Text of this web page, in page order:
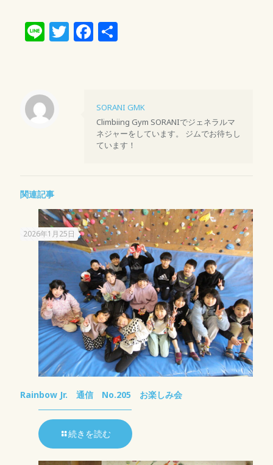
LineTwitter
Facebook
共
SORANI GMK
Climbiing Gym SORANIでジェネラルマ
ネジャーをしています。 ジムでお待ちし
ています！
関連記事
2026年1月25日
Rainbow Jr. 通信 No.205 お楽しみ会
続きを読む